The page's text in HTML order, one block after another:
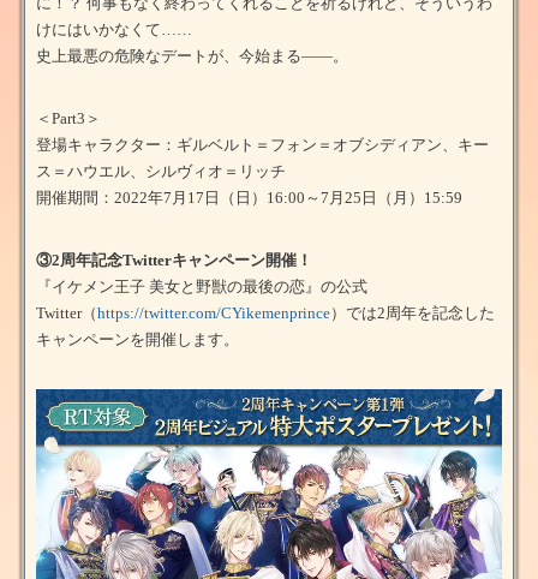
けにはいかなくて……
史上最悪の危険なデートが、今始まる――。
＜Part3＞
登場キャラクター：ギルベルト＝フォン＝オブシディアン、キー
ス＝ハウエル、シルヴィオ＝リッチ
開催期間：2022年7月17日（日）16:00～7月25日（月）15:59
③2周年記念Twitterキャンペーン開催！
『イケメン王子 美女と野獣の最後の恋』の公式
Twitter（https://twitter.com/CYikemenprince）では2周年を記念した
キャンペーンを開催します。